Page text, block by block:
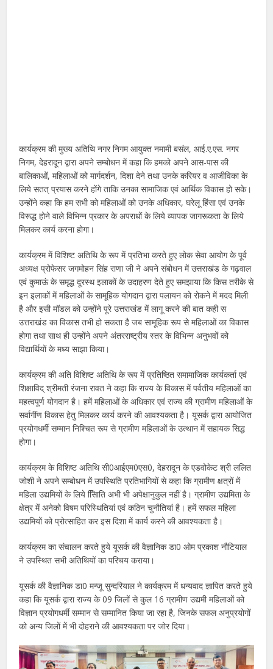
कार्यक्रम की मुख्य अतिथि नगर निगम आयुक्त नमामी बसंल, आई.ए.एस. नगर
निगम, देहरादून द्वारा अपने सम्बोधन में कहा कि हमको अपने आस-पास की
बालिकाओं, महिलाओं को मार्गदर्शन, दिशा देने तथा उनके करियर व आजीविका के
लिये सतत् प्रयास करने होंगे ताकि उनका सामाजिक एवं आर्थिक विकास हो सके।
उन्होंने कहा कि हम सभी को महिलाओं को उनके अधिकार, घरेलू हिंसा एवं उनके
विरूद्ध होने वाले विभिन्न प्रकार के अपराधों के लिये व्यापक जागरूकता के लिये
मिलकर कार्य करना होगा।
कार्यक्रम में विशिष्ट अतिथि के रूप में प्रतिभा करते हुए लोक सेवा आयोग के पूर्व
अध्यक्ष प्रोफेसर जगमोहन सिंह राणा जी ने अपने संबोधन में उत्तराखंड के गढ़वाल
एवं कुमाऊं के समृद्ध दूरस्थ इलाकों के उदाहरण देते हुए समझाया कि किस तरीके से
इन इलाकों में महिलाओं के सामूहिक योगदान द्वारा पलायन को रोकने में मदद मिली
है और इसी मॉडल को उन्होंने पूरे उत्तराखंड में लागू करने की बात कही स
उत्तराखंड का विकास तभी हो सकता है जब सामूहिक रूप से महिलाओं का विकास
होगा तथा साथ ही उन्होंने अपने अंतरराष्ट्रीय स्तर के विभिन्न अनुभवों को
विद्यार्थियों के मध्य साझा किया।
कार्यक्रम की अति विशिष्ट अतिथि के रूप में प्रतिष्ठित समामाजिक कार्यकर्ता एवं
शिक्षाविद् श्रीमती रंजना रावत ने कहा कि राज्य के विकास में पर्वतीय महिलाओं का
महत्वपूर्ण योगदान है। हमें महिलाओं के अधिकार एवं राज्य की ग्रामीण महिलाओं के
सर्वागींण विकास हेतु मिलकर कार्य करने की आवश्यकता है। यूसर्क द्वारा आयोजित
प्रयोगधर्मी सम्मान निश्चित रूप से ग्रामीण महिलाओं के उत्थान में सहायक सिद्ध
होगा।
कार्यक्रम के विशिष्ट अतिथि सी0आईएम0एस0, देहरादून के एडवोकेट श्री ललित
जोशी ने अपने सम्बोधन में उपस्थिति प्रतिभागियों से कहा कि ग्रामीण क्षत्रों में
महिला उद्यमियों के लिये सिािति अभी भी अपेक्षानुकुल नहीं है। ग्रामीण उद्यमिता के
क्षेत्र में अनेको विषम परिस्थितियां एवं कठिन चुनौतियां है। हमें सफल महिला
उद्यमियों को प्रोत्साहित कर इस दिशा में कार्य करने की आवश्यकता है।
कार्यक्रम का संचालन करते हुये यूसर्क की वैज्ञानिक डा0 ओम प्रकाश नौटियाल
ने उपस्थित सभी अतिथियों का परिचय कराया।
यूसर्क की वैज्ञानिक डा0 मन्जू सुन्दरियाल ने कार्यक्रम में धन्यवाद ज्ञापित करते हुये
कहा कि यूसर्क द्वारा राज्य के 09 जिलों से कुल 16 ग्रामीण उद्यमी महिलाओं को
विज्ञान प्रयोगधर्मी सम्मान से सम्मानित किया जा रहा है, जिनके सफल अनुप्रयोगों
को अन्य जिलों में भी दोहराने की आवश्यकता पर जोर दिया।